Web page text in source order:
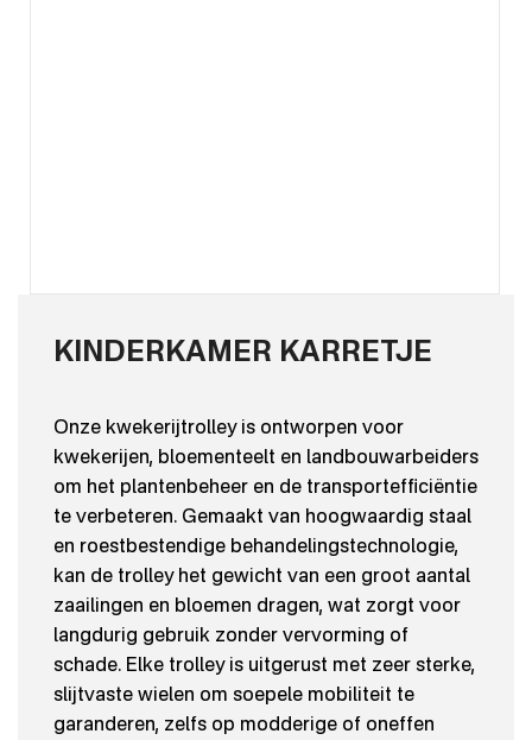
KINDERKAMER KARRETJE
Onze kwekerijtrolley is ontworpen voor
kwekerijen, bloementeelt en landbouwarbeiders
om het plantenbeheer en de transportefficiëntie
te verbeteren. Gemaakt van hoogwaardig staal
en roestbestendige behandelingstechnologie,
kan de trolley het gewicht van een groot aantal
zaailingen en bloemen dragen, wat zorgt voor
langdurig gebruik zonder vervorming of
schade. Elke trolley is uitgerust met zeer sterke,
slijtvaste wielen om soepele mobiliteit te
garanderen, zelfs op modderige of oneffen